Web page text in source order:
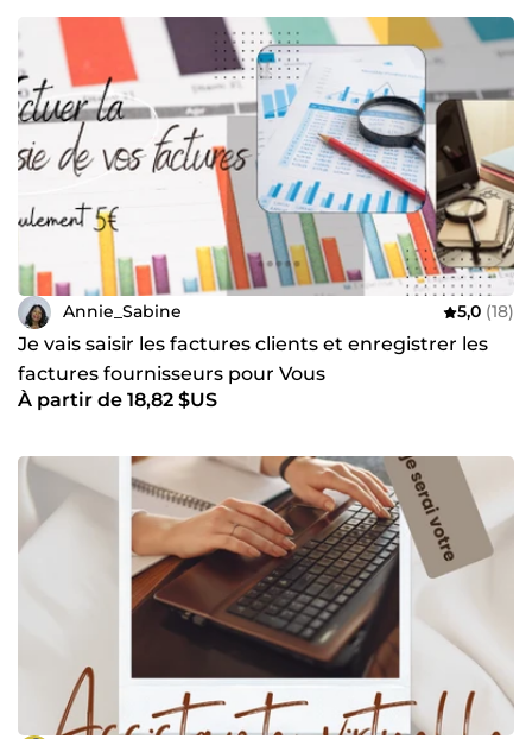
Annie_Sabine 5,0 (18)
Je vais saisir les factures clients et enregistrer les
factures fournisseurs pour Vous
À partir de 18,82 $US